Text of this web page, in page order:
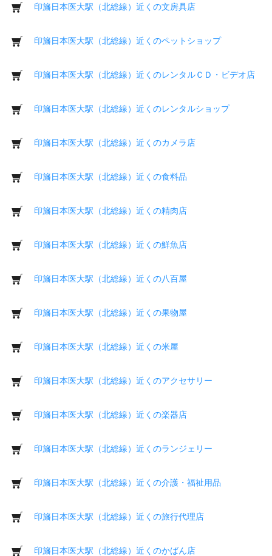
印旛日本医大駅（北総線）近くの文房具店
印旛日本医大駅（北総線）近くのペットショップ
印旛日本医大駅（北総線）近くのレンタルＣＤ・ビデオ店
印旛日本医大駅（北総線）近くのレンタルショップ
印旛日本医大駅（北総線）近くのカメラ店
印旛日本医大駅（北総線）近くの食料品
印旛日本医大駅（北総線）近くの精肉店
印旛日本医大駅（北総線）近くの鮮魚店
印旛日本医大駅（北総線）近くの八百屋
印旛日本医大駅（北総線）近くの果物屋
印旛日本医大駅（北総線）近くの米屋
印旛日本医大駅（北総線）近くのアクセサリー
印旛日本医大駅（北総線）近くの楽器店
印旛日本医大駅（北総線）近くのランジェリー
印旛日本医大駅（北総線）近くの介護・福祉用品
印旛日本医大駅（北総線）近くの旅行代理店
印旛日本医大駅（北総線）近くのかばん店